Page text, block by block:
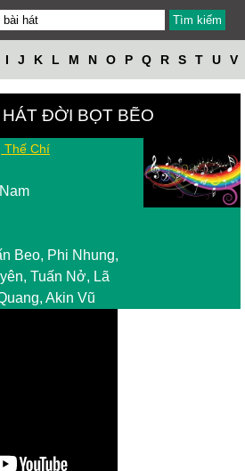
I J K L M N O P Q R S T U V
ĐỜI BỌT BẼO
Thế Chí
Beo, Phi Nhung,
Tuấn Nở, Lã
Akin Vũ